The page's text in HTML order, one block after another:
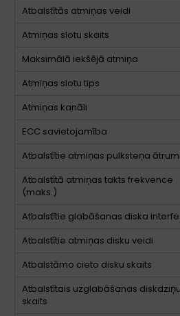
Atbalstītās atmiņas veidi
Atmiņas slotu skaits
Maksimālā iekšējā atmiņa
Atmiņas slotu tips
Atmiņas kanāli
ECC savietojamība
Atbalstītie atmiņas pulksteņa ātrumi
Atbalstītā atmiņas takts frekvence
(maks.)
Atbalstītie glabāšanas diska
Atbalstītie atmiņas disku veidi
Atbalstāmo cieto disku skaits
Atbalstītais uzglabāšanas diskdziņu
skaits